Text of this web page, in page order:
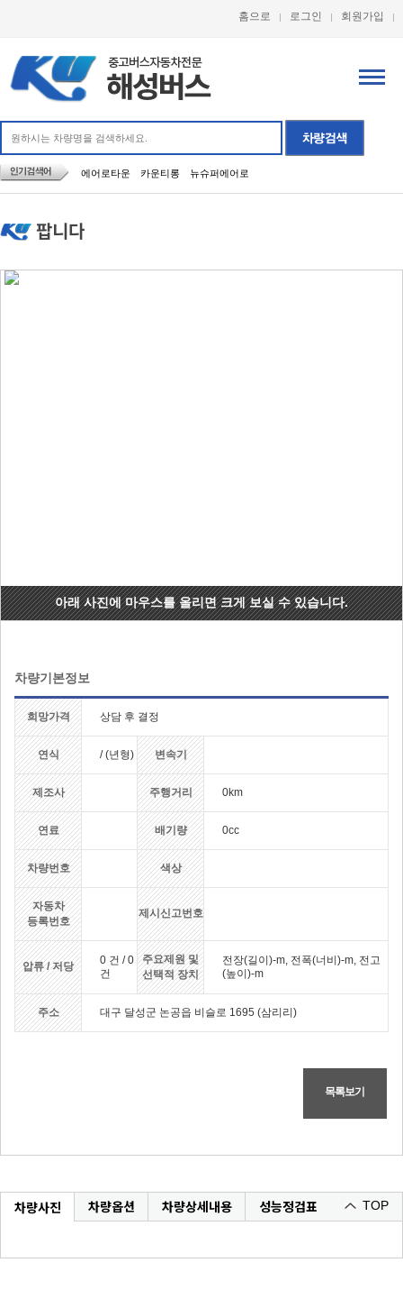
홈으로 로그인 회원가입
에어로타운 카운티롱 뉴슈퍼에어로
팝니다
아래 사진에 마우스를 올리면 크게 보실 수 있습니다.
차량기본정보
희망가격 상담 후 결정
연식 / (년형) 변속기
제조사 주행거리 0km
연료 배기량 0cc
차량번호 색상
자동차
등록번호
제시신고번호
압류 / 저당
0 건 / 0
건
주요제원 및
선택적 장치
전장(길이)-m, 전폭(너비)-m, 전고
(높이)-m
주소 대구 달성군 논공읍 비슬로 1695 (삼리리)
목록보기
차량사진 차량옵션 차량상세내용 성능정검표 TOP